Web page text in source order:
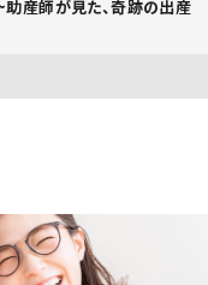
助産師が見た、奇跡の出産